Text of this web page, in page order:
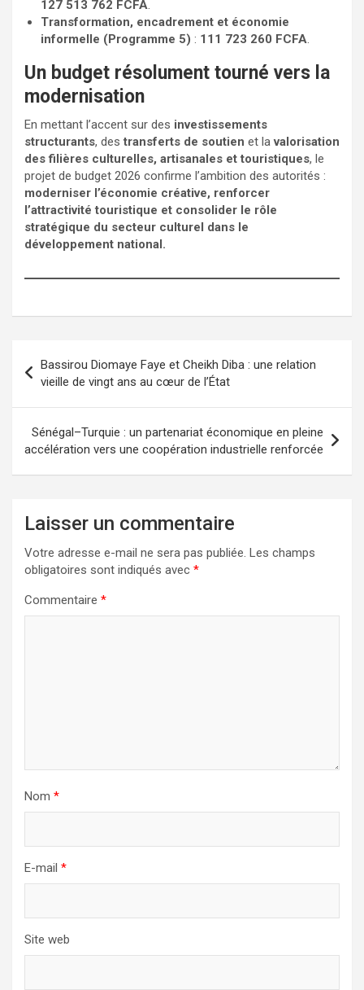
127 513 762 FCFA.
Transformation, encadrement et économie
informelle (Programme 5) : 111 723 260 FCFA.
Un budget résolument tourné vers la
modernisation
En mettant l’accent sur des investissements
structurants, destransferts de soutien et lavalorisation
des filières culturelles, artisanales et touristiques, le
projet de budget 2026 confirme l’ambition des autorités :
moderniser l’économie créative, renforcer
l’attractivité touristique et consolider le rôle
stratégique du secteur culturel dans le
développement national.
Bassirou Diomaye Faye et Cheikh Diba : une relation
vieille de vingt ans au cœur de l’État
Sénégal–Turquie : un partenariat économique en pleine
accélération vers une coopération industrielle renforcée
Laisser un commentaire
Votre adresse e-mail ne sera pas publiée. Les champs
obligatoires sont indiqués avec *
Commentaire *
Nom *
E-mail *
Site web